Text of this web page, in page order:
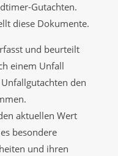
Gutachten.
diese Dokumente.
und beurteilt
einem Unfall
den
aktuellen Wert
besondere
und ihren